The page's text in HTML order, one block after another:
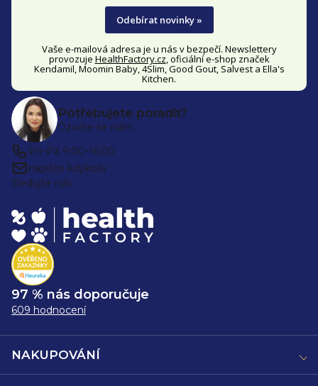
Odebírat novinky »
Vaše e-mailová adresa je u nás v bezpečí. Newslettery
provozuje HealthFactory.cz, oficiálníe-shop značek
Kendamil, Moomin Baby, 4Slim, Good Gout, Salvest a Ella's
Kitchen.
Potřebujete poradit?
Ozvěte se nám
Po-Pá 9:00-16:00
napište kdykoliv
Sledujte nás:
97 % nás doporučuje
609 hodnocení
NAKUPOVÁNÍ